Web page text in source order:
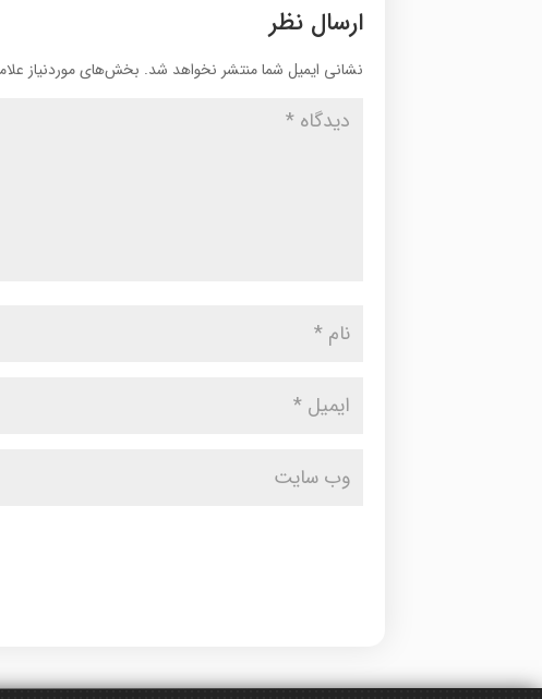
ارسال نظر
نشانی ایمیل شما منتشر نخواهد شد. بخش‌های موردنیاز